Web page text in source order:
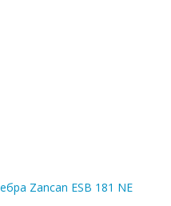
Zancan ESB 181 NE